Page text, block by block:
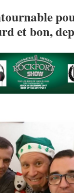
et bon,